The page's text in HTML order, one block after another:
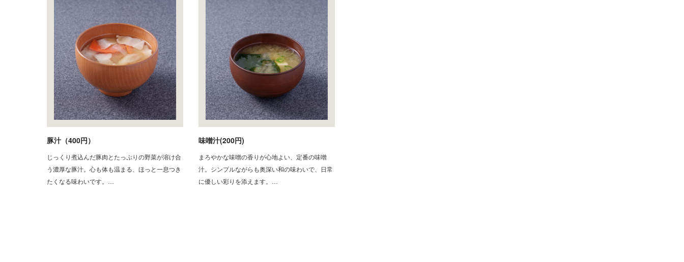
豚汁（400円）
じっくり煮込んだ豚肉とたっぷりの野菜が溶け合
う濃厚な豚汁。心も体も温まる、ほっと一息つき
たくなる味わいです。…
味噌汁(200円)
まろやかな味噌の香りが心地よい、定番の味噌
汁。シンプルながらも奥深い和の味わいで、日常
に優しい彩りを添えます。…